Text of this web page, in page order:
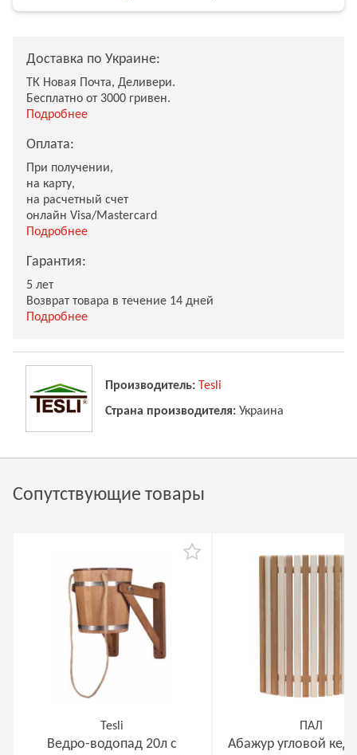
Доставка по Украине:
ТК Новая Почта, Деливери.
Бесплатно от 3000 гривен.
Подробнее
Оплата:
При получении,
на карту,
на расчетный счет
онлайн Visa/Mastercard
Подробнее
Гарантия:
5 лет
Возврат товара в течение 14 дней
Подробнее
Производитель: Tesli
Страна производителя: Украина
Сопутствующие товары
Tesli
Ведро-водопад 20л с
ПАЛ
Абажур угловой